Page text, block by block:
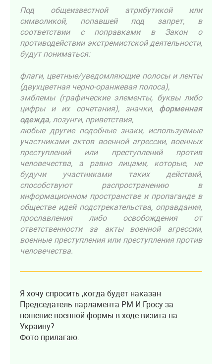
Под общеизвестной атрибутикой или
символикой, попавшей под запрет, в
соответствии с поправками в Закон о
противодействии экстремистской деятельности,
будут пониматься:
флаги, цветные/уведомляющие полосы и ленты
(двухцветная черно-оранжевая полоса),
эмблемы (графические элементы, буквы либо
цифры и их сочетания), значки, форменная
одежда, лозунги, приветствия,
любые другие подобные знаки, используемые
участниками актов военной агрессии, военных
преступлений или преступлений против
человечества, а равно лицами, которые, не
будучи участниками таких действий,
способствуют распространению в
информационном пространстве и пропаганде в
обществе идей подстрекательства, оправдания,
прославления либо освобождения от
ответственности за акты военной агрессии,
военные преступления или преступления против
человечества.
Я хочу спросить ,когда будет наказан
Председатель парламента РМ И.Гросу за
ношение военной формы в ходе визита на
Украину?
Фото прилагаю.